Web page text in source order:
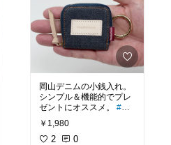
岡山デニムの小銭入れ。
シンプル＆機能的でプレ
ゼントにオススメ。 #プ
チプラ
￥1,980
2 0